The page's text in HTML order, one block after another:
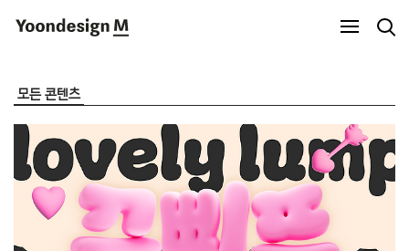
Yoondesign M
모든 콘텐츠